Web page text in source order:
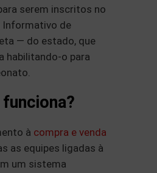
serem inscritos no
Informativo de
— do estado, que
habilitando-o para
à compra e venda
as equipes ligadas à
um sistema